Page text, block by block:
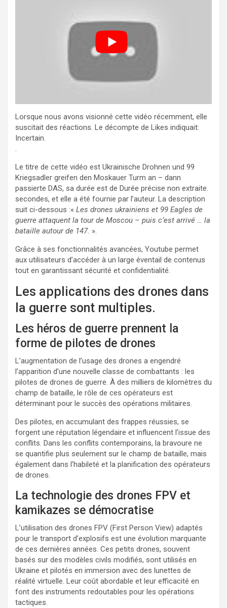
Lorsque nous avons visionné cette vidéo récemment, elle
suscitait des réactions. Le décompte de Likes indiquait:
Incertain.
.
Le titre de cette vidéo est Ukrainische Drohnen und 99
Kriegsadler greifen den Moskauer Turm an – dann
passierte DAS, sa durée est de Durée précise non extraite.
secondes, et elle a été fournie par l’auteur. La description
suit ci-dessous :« Les drones ukrainiens et 99 Eagles de
guerre attaquent la tour de Moscou – puis c’est arrivé … la
bataille autour de 147. ».
Grâce à ses fonctionnalités avancées, Youtube permet
aux utilisateurs d’accéder à un large éventail de contenus
tout en garantissant sécurité et confidentialité.
Les applications des drones dans
la guerre sont multiples.
Les héros de guerre prennent la
forme de pilotes de drones
L’augmentation de l’usage des drones a engendré
l’apparition d’une nouvelle classe de combattants : les
pilotes de drones de guerre. À des milliers de kilomètres du
champ de bataille, le rôle de ces opérateurs est
déterminant pour le succès des opérations militaires.
Des pilotes, en accumulant des frappes réussies, se
forgent une réputation légendaire et influencent l’issue des
conflits. Dans les conflits contemporains, la bravoure ne
se quantifie plus seulement sur le champ de bataille, mais
également dans l’habileté et la planification des opérateurs
de drones.
La technologie des drones FPV et
kamikazes se démocratise
L’utilisation des drones FPV (First Person View) adaptés
pour le transport d’explosifs est une évolution marquante
de ces dernières années. Ces petits drones, souvent
basés sur des modèles civils modifiés, sont utilisés en
Ukraine et pilotés en immersion avec des lunettes de
réalité virtuelle. Leur coût abordable et leur efficacité en
font des instruments redoutables pour les opérations
tactiques.